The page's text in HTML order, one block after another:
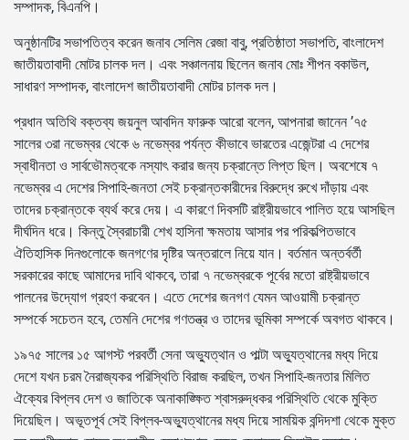
সম্পাদক, বিএনপি।
অনুষ্ঠানটির সভাপতিত্ব করেন জনাব সেলিম রেজা বাবু, প্রতিষ্ঠাতা সভাপতি, বাংলাদেশ
জাতীয়তাবাদী মোটর চালক দল। এবং সঞ্চালনায় ছিলেন জনাব মোঃ শীপন বকাউল,
সাধারণ সম্পাদক, বাংলাদেশ জাতীয়তাবাদী মোটর চালক দল।
প্রধান অতিথি বক্তব্য জয়নুল আবদিন ফারুক আরো বলেন, আপনারা জানেন ’৭৫
সালের ৩রা নভেম্বর থেকে ৬ নভেম্বর পর্যন্ত কীভাবে ভারতের এজেন্টরা এ দেশের
স্বাধীনতা ও সার্বভৌমত্বকে নস্যাৎ করার জন্য চক্রান্তে লিপ্ত ছিল। অবশেষে ৭
নভেম্বর এ দেশের সিপাহি-জনতা সেই চক্রান্তকারীদের বিরুদ্ধে রুখে দাঁড়ায় এবং
তাদের চক্রান্তকে ব্যর্থ করে দেয়। এ কারণে দিবসটি রাষ্ট্রীয়ভাবে পালিত হয়ে আসছিল
দীর্ঘদিন ধরে। কিন্তু স্বৈরাচারী শেখ হাসিনা ক্ষমতায় আসার পর পরিকল্পিতভাবে
ঐতিহাসিক দিনগুলোকে জনগণের দৃষ্টির অন্তরালে নিয়ে যান। বর্তমান অন্তর্বর্তী
সরকারের কাছে আমাদের দাবি থাকবে, তারা ৭ নভেম্বরকে পূর্বের মতো রাষ্ট্রীয়ভাবে
পালনের উদ্যোগ গ্রহণ করবেন। এতে দেশের জনগণ যেমন আওয়ামী চক্রান্ত
সম্পর্কে সচেতন হবে, তেমনি দেশের গণতন্ত্র ও তাদের ভূমিকা সম্পর্কে অবগত থাকবে।
১৯৭৫ সালের ১৫ আগস্ট পরবর্তী সেনা অভ্যুত্থান ও পাল্টা অভ্যুত্থানের মধ্য দিয়ে
দেশে যখন চরম নৈরাজ্যকর পরিস্থিতি বিরাজ করছিল, তখন সিপাহি-জনতার মিলিত
ঐক্যের বিপ্লব দেশ ও জাতিকে অনাকাঙ্ক্ষিত শ্বাসরুদ্ধকর পরিস্থিতি থেকে মুক্তি
দিয়েছিল। অভূতপূর্ব সেই বিপ্লব-অভ্যুত্থানের মধ্য দিয়ে সাময়িক বন্দিদশা থেকে মুক্ত